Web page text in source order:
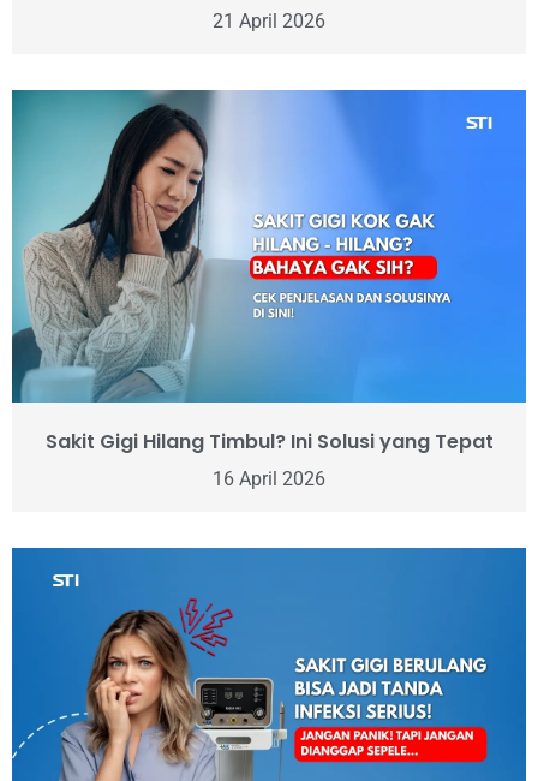
21 April 2026
Sakit Gigi Hilang Timbul? Ini Solusi yang Tepat
16 April 2026